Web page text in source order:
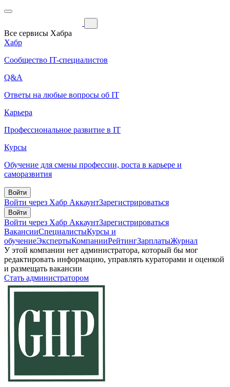
Все сервисы Хабра
Хабр
Сообщество IT-специалистов
Q&A
Ответы на любые вопросы об IT
Карьера
Профессиональное развитие в IT
Курсы
Обучение для смены профессии, роста в карьере и
саморазвития
Войти
Войти через Хабр АккаунтЗарегистрироваться
Войти
Войти через Хабр АккаунтЗарегистрироваться
ВакансииСпециалистыКурсы и
обучениеЭкспертыКомпанииРейтингЗарплатыЖурнал
У этой компании нет администратора, который бы мог
редактировать информацию, управлять кураторами и оценкой
и размещать вакансии
Стать администратором